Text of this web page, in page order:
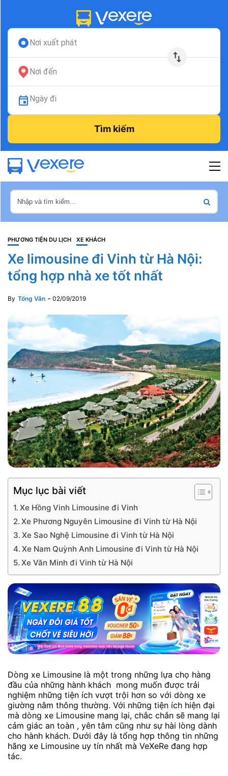
Nơi xuất phát
Nơi đến
Ngày đi
Tìm kiếm
PHƯƠNG TIỆN DU LỊCH XE KHÁCH
Xe limousine đi Vinh từ Hà Nội:
tổng hợp nhà xe tốt nhất
By Tống Vân 02/09/2019
Mục lục bài viết
Xe Hồng Vinh Limousine đi Vinh
Xe Phương Nguyên Limousine đi Vinh từ Hà Nội
Xe Sao Nghệ Limousine đi Vinh từ Hà Nội
Xe Nam Quỳnh Anh Limousine đi Vinh từ Hà Nội
Xe Văn Minh đi Vinh từ Hà Nội
Dòng xe Limousine là một trong những lựa chọ hàng
đầu của những hành khách mong muốn được trải
nghiệm những tiện ích vượt trội hơn so với dòng xe
giường nằm thông thường. Với những tiện ích hiện đại
mà dòng xe Limousine mang lại, chắc chắn sẽ mang lại
cảm giác an toàn , yên tâm cũng như sự hài lòng dành
cho hành khách. Dưới đây là tổng hợp thông tin những
hãng xe Limousine uy tín nhất mà VeXeRe đang hợp
tác.